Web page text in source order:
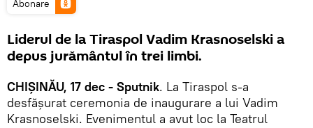
Abonare
Liderul de la Tiraspol Vadim Krasnoselski a
depus jurământul în trei limbi.
CHIȘINĂU, 17 dec - Sputnik. La Tiraspol s-a
desfășurat ceremonia de inaugurare a lui Vadim
Krasnoselski. Evenimentul a avut loc la Teatrul